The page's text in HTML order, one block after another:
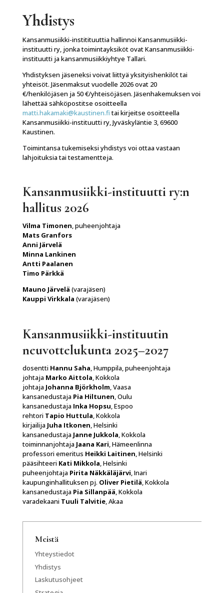
Yhdistys
Kansanmusiikki-institituuttia hallinnoi Kansanmusiikki-
instituutti ry, jonka toimintayksiköt ovat Kansanmusiikki-
instituutti ja kansanmusiikkiyhtye Tallari.
Yhdistyksen jäseneksi voivat liittyä yksityishenkilöt tai
yhteisöt. Jäsenmaksut vuodelle 2026 ovat 20
€/henkilöjäsen ja 50 €/yhteisöjäsen. Jäsenhakemuksen voi
lähettää sähköpostitse osoitteella
matti.hakamaki@kaustinen.fitai kirjeitse osoitteella
Kansanmusiikki-instituutti ry, Jyväskyläntie 3, 69600
Kaustinen.
Toimintansa tukemiseksi yhdistys voi ottaa vastaan
lahjoituksia tai testamentteja.
Kansanmusiikki-instituutti ry:n
hallitus 2026
Vilma Timonen, puheenjohtaja
Mats Granfors
Anni Järvelä
Minna Lankinen
Antti Paalanen
Timo Pärkkä
Mauno Järvelä (varajäsen)
Kauppi Virkkala (varajäsen)
Kansanmusiikki-instituutin
neuvottelukunta 2025–2027
dosentti Hannu Saha, Humppila, puheenjohtaja
johtaja Marko Aittola, Kokkola
johtaja Johanna Björkholm, Vaasa
kansanedustaja Pia Hiltunen, Oulu
kansanedustaja Inka Hopsu, Espoo
rehtori Tapio Huttula, Kokkola
kirjailija Juha Itkonen, Helsinki
kansanedustaja Janne Jukkola, Kokkola
toiminnanjohtaja Jaana Kari, Hämeenlinna
professori emeritus Heikki Laitinen, Helsinki
pääsihteeri Kati Mikkola, Helsinki
puheenjohtaja Pirita Näkkäläjärvi, Inari
kaupunginhallituksen pj. Oliver Pietilä, Kokkola
kansanedustaja Pia Sillanpää, Kokkola
varadekaani Tuuli Talvitie, Akaa
Meistä
Yhteystiedot
Yhdistys
Laskutusohjeet